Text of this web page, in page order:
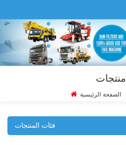
منتجات
الصفحة الرئيسية
فئات المنتجات